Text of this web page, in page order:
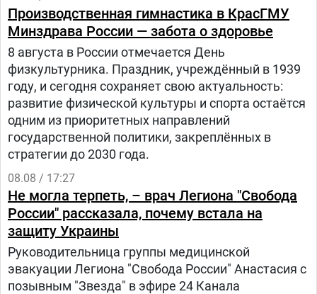
Производственная гимнастика в КрасГМУ
Минздрава России — забота о здоровье
8 августа в России отмечается День
физкультурника. Праздник, учреждённый в 1939
году, и сегодня сохраняет свою актуальность:
развитие физической культуры и спорта остаётся
одним из приоритетных направлений
государственной политики, закреплённых в
стратегии до 2030 года.
08.08 / 17:27
Не могла терпеть, – врач Легиона "Свобода
России" рассказала, почему встала на
защиту Украины
Руководительница группы медицинской
эвакуации Легиона "Свобода России" Анастасия с
позывным "Звезда" в эфире 24 Канала